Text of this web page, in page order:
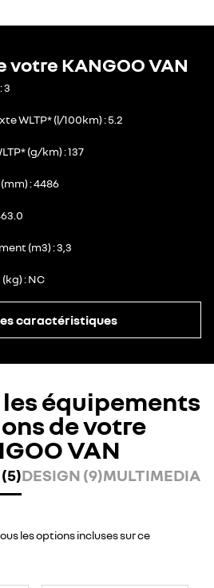
votre KANGOO VAN
3
WLTP* (l/100km) 5.2
(g/km) 137
4486
(m3) 3,3
NC
caractéristiques
équipements
de votre
VAN
DESIGN (9)MULTIMEDIA
les options incluses sur ce